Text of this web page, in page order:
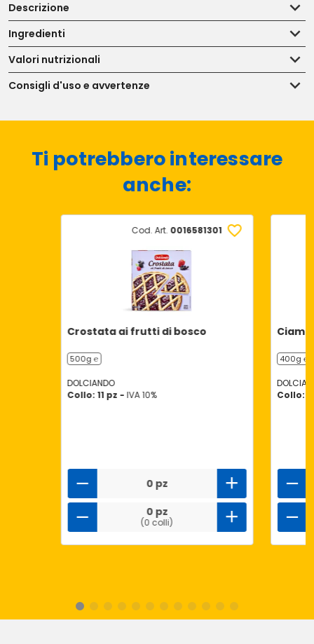
Descrizione
Ingredienti
Valori nutrizionali
Consigli d'uso e avvertenze
Ti potrebbero interessare
anche:
Cod. Art. 0016581301
Crostata ai frutti di bosco
500g ℮
DOLCIANDO
Collo: 11 pz - IVA 10%
0 pz
0 pz
(0 colli)
400g ℮
Collo: